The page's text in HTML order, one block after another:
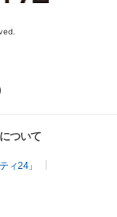
ついて
ィ24」